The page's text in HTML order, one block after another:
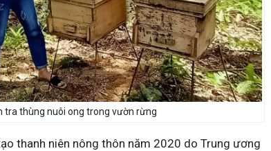
tra thùng nuôi ong trong vườn rừng
thanh niên nông thôn năm 2020 do Trung ương